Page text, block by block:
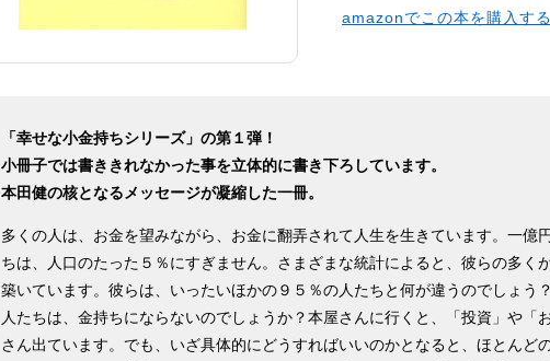
amazonでこの本を購入す
「幸せな小金持ちシリーズ」の第１弾！
小冊子では書ききれなかった事を立体的に書き下ろしています。
本田健の核となるメッセージが凝縮した一冊。
多くの人は、お金を望みながら、お金に翻弄されて人生を生きています。一億
ちは、人口のたった５％にすぎません。さまざまな統計によると、彼らの多く
築いています。彼らは、いったいほかの９５％の人たちと何が違うのでしょう
人たちは、金持ちにならないのでしょうか？本屋さんに行くと、「投資」や「
さん出ています。でも、いざ具体的にどうすればいいのかとなると、ほとんど